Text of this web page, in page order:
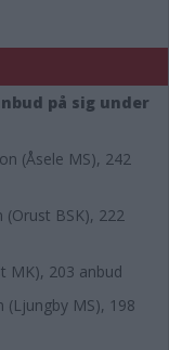
på sig under
(Åsele MS), 242
BSK), 222
MK), 203 anbud
(Ljungby MS), 198